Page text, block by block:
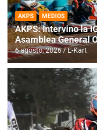
AKPS MEDIOS
AKPS: Intervino la
Asamblea General
6 agosto, 2026 E-Kart